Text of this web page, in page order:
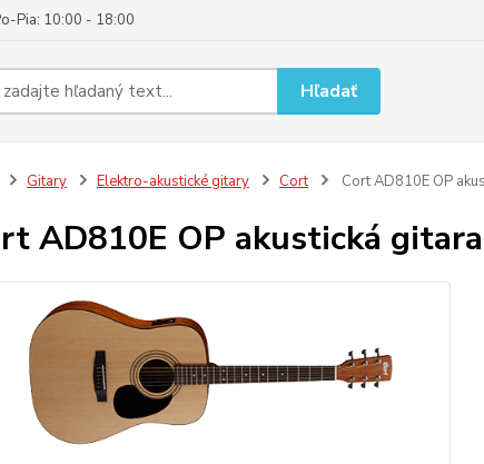
Pia: 10:00 - 18:00
Hľadať
Gitary Elektro-akustické gitary Cort Cort AD810E OP
AD810E OP akustická gitara